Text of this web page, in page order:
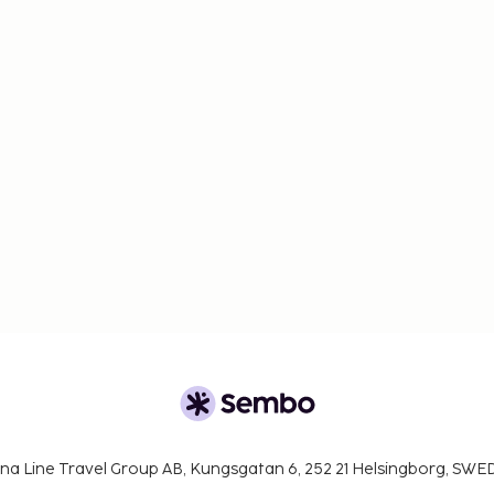
Line Travel Group AB, Kungsgatan 6, 252 21 Helsingborg,